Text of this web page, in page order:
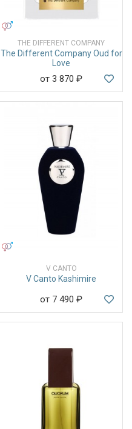
THE DIFFERENT COMPANY
The Different Company Oud for
Love
от 3 870 ₽
V CANTO
V Canto Kashimire
от 7 490 ₽